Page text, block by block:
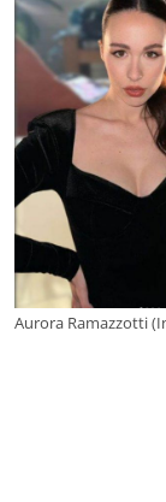
Aurora Ramazzotti